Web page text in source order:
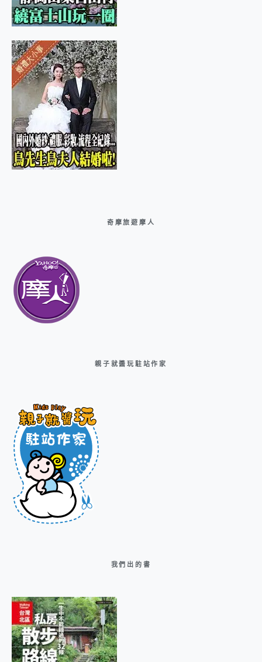
奇摩旅遊摩人
親子就醬玩駐站作家
我們出的書